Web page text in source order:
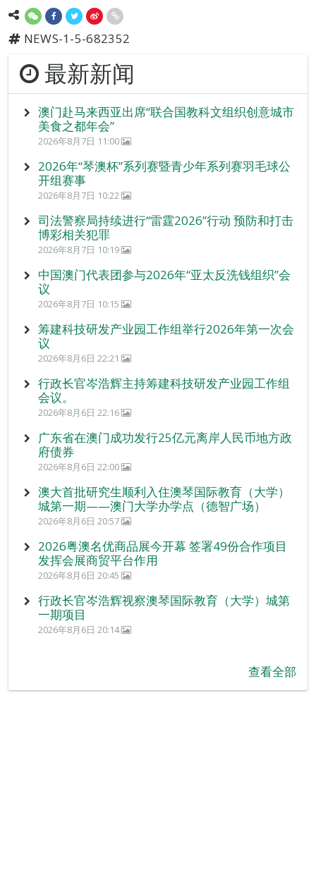
NEWS-1-5-682352
最新新闻
澳门赴马来西亚出席“联合国教科文组织创意城市
美食之都年会”
2026年8月7日 11:00
2026年“琴澳杯”系列赛暨青少年系列赛羽毛球公
开组赛事
2026年8月7日 10:22
司法警察局持续进行“雷霆2026”行动 预防和打击
博彩相关犯罪
2026年8月7日 10:19
中国澳门代表团参与2026年“亚太反洗钱组织”会
议
2026年8月7日 10:15
筹建科技研发产业园工作组举行2026年第一次会
议
2026年8月6日 22:21
行政长官岑浩辉主持筹建科技研发产业园工作组
会议。
2026年8月6日 22:16
广东省在澳门成功发行25亿元离岸人民币地方政
府债券
2026年8月6日 22:00
澳大首批研究生顺利入住澳琴国际教育（大学）
城第一期——澳门大学办学点（德智广场）
2026年8月6日 20:57
2026粤澳名优商品展今开幕 签署49份合作项目
发挥会展商贸平台作用
2026年8月6日 20:45
行政长官岑浩辉视察澳琴国际教育（大学）城第
一期项目
2026年8月6日 20:14
查看全部